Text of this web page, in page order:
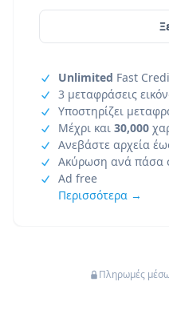
Unlimited Fast
3 μεταφράσεις
Υποστηρίζει
Μέχρι και 30,000
Ανεβάστε αρχεία
Ακύρωση ανά πάσα
Ad free
Περισσότερα →
Πληρωμές